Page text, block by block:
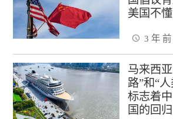
美国不懂
3 年 前
马来西
路”和“
标志着
国的回归